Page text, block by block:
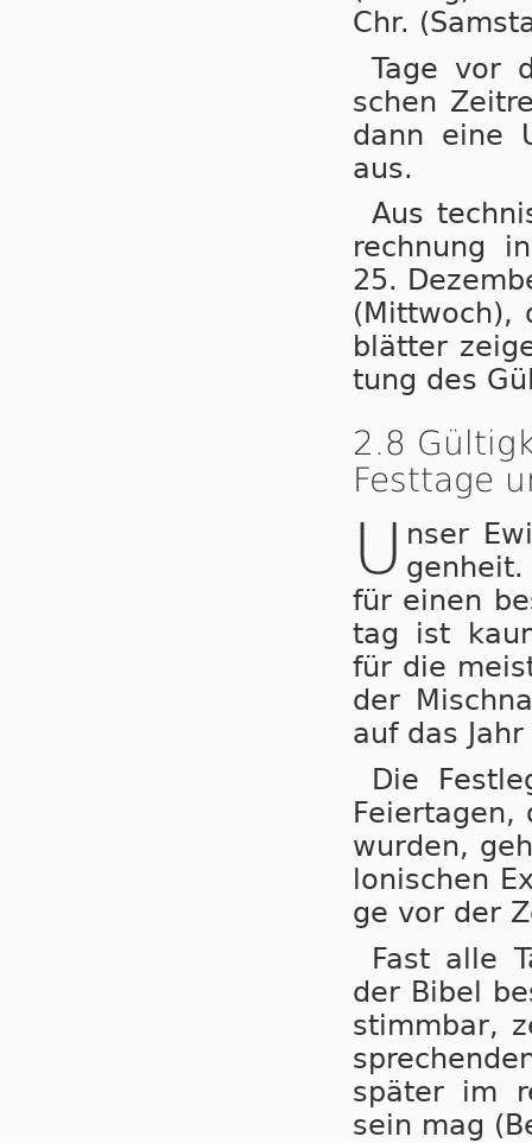
Chr.
Tage vor
schen
dann ei­ne
aus.
Aus
rech­nung
25.
blät­ter
tung des
2.8
Festtage
U nser
für ei­nen
tag ist
für die
der
auf das
Die
wur­den,
lo­ni­schen
ge vor der
Fast alle
der Bi­bel
stimm­bar,
spä­ter im
sein mag